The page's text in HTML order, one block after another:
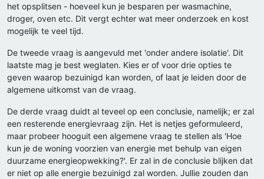
het opsplitsen - hoeveel kun je besparen per wasmachine,
droger, oven etc. Dit vergt echter wat meer onderzoek en kost
mogelijk te veel tijd.
De tweede vraag is aangevuld met 'onder andere isolatie'. Dit
laatste mag je best weglaten. Kies er of voor drie opties te
geven waarop bezuinigd kan worden, of laat je leiden door de
algemene uitkomst van de vraag.
De derde vraag duidt al teveel op een conclusie, namelijk; er zal
een resterende energievraag zijn. Het is netjes geformuleerd,
maar probeer hooguit een algemene vraag te stellen als 'Hoe
kun je de woning voorzien van energie met behulp van eigen
duurzame energieopwekking?'. Er zal in de conclusie blijken dat
er niet op alle energie bezuinigd zal worden. Jullie zouden dan